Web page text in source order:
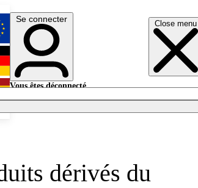
Close menu
English
Deutsch
Se connecter
Vous êtes déconnecté.
dérivés du